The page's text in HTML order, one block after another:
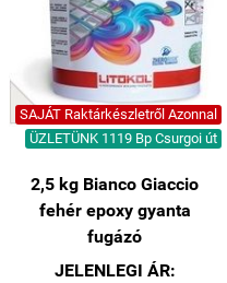
SAJÁT Raktárkészletről Azonnal
ÜZLETÜNK 1119 Bp Csurgoi út
2,5 kg Bianco Giaccio
fehér epoxy gyanta
fugázó
JELENLEGI ÁR: